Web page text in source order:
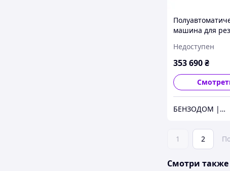
машина для
SSA 400E
Недоступен
353 690₴
БЕНЗОДОМ | садовая техника и электроинструмент
1 2
Смотри также